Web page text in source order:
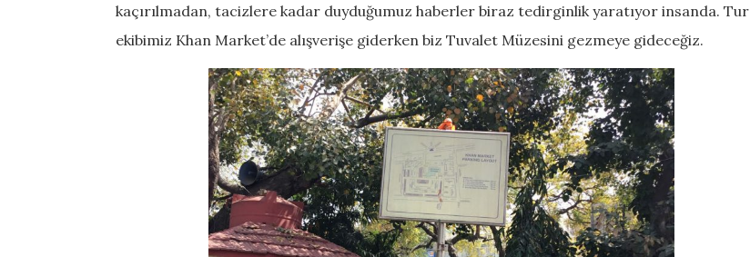
kaçırılmadan, tacizlere kadar duyduğumuz haberler biraz tedirginlik yaratıyor insanda. Tur
ekibimiz Khan Market’de alışverişe giderken biz Tuvalet Müzesini gezmeye gideceğiz.